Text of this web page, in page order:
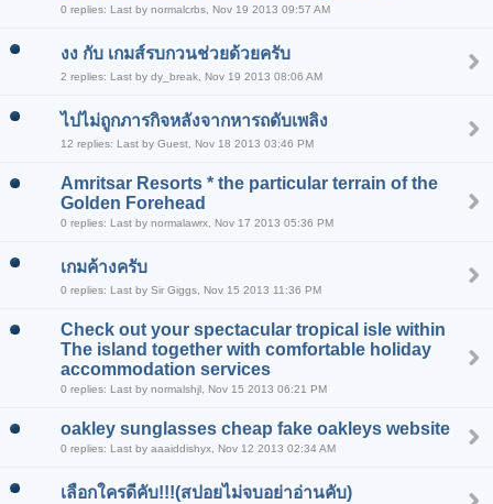
0 replies: Last by normalcrbs, Nov 19 2013 09:57 AM
งง กับ เกมส์รบกวนช่วยด้วยครับ
2 replies: Last by dy_break, Nov 19 2013 08:06 AM
ไปไม่ถูกภารกิจหลังจากหารถดับเพลิง
12 replies: Last by Guest, Nov 18 2013 03:46 PM
Amritsar Resorts * the particular terrain of the
Golden Forehead
0 replies: Last by normalawrx, Nov 17 2013 05:36 PM
เกมค้างครับ
0 replies: Last by Sir Giggs, Nov 15 2013 11:36 PM
Check out your spectacular tropical isle within
The island together with comfortable holiday
accommodation services
0 replies: Last by normalshjl, Nov 15 2013 06:21 PM
oakley sunglasses cheap fake oakleys website
0 replies: Last by aaaiddishyx, Nov 12 2013 02:34 AM
เลือกใครดีคับ!!!(สปอยไม่จบอย่าอ่านคับ)